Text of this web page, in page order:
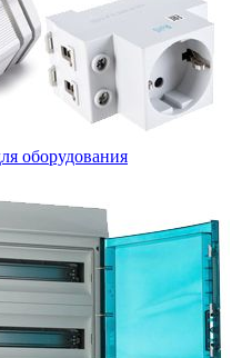
оборудования